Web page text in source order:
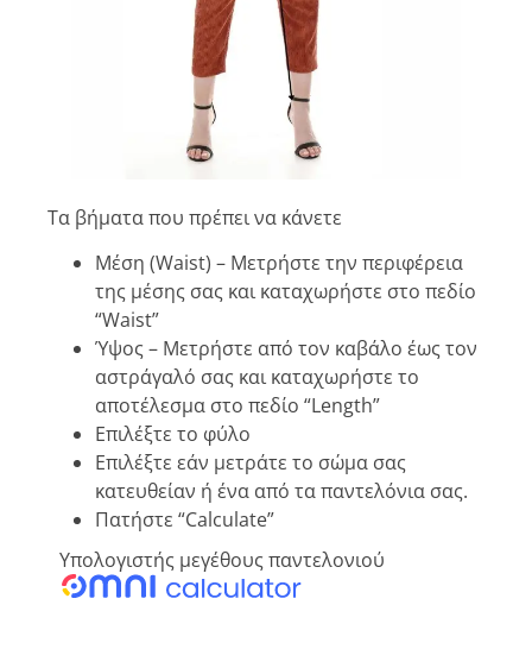
Τα βήματα που πρέπει να κάνετε
Μέση (Waist) – Μετρήστε την περιφέρεια
της μέσης σας και καταχωρήστε στο πεδίο
“Waist”
Ύψος – Μετρήστε από τον καβάλο έως τον
αστράγαλό σας και καταχωρήστε το
αποτέλεσμα στο πεδίο “Length”
Επιλέξτε το φύλο
Επιλέξτε εάν μετράτε το σώμα σας
κατευθείαν ή ένα από τα παντελόνια σας.
Πατήστε “Calculate”
Υπολογιστής μεγέθους παντελονιού